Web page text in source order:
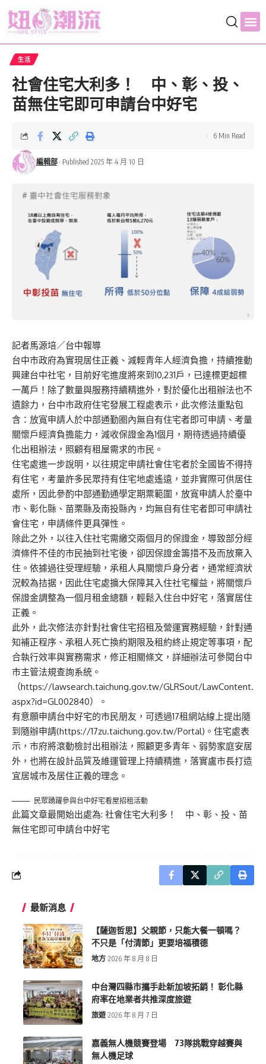
生活
社會住宅大利多！ 中、彰、投、
苗無住宅即可申請台中好宅
編輯部 Published 2025 年 4 月 10 日
6 Min Read
記者馬源培／台中報導
台中市政府為實現居住正義、減輕青年人經濟負擔，持續推動
興建台中社宅，目前好宅進度將來到10,231戶，已達標更超標
一萬戶！除了數量與服務持續精進外，對於優化出租辦法也不
遺餘力，台中市政府住宅發展工程處表示，此次修法重點包
含：放寬申請人於中部通勤圈內無自有住宅者即可申請、考量
關懷戶經濟負擔能力，減收保證金為1個月，期待透過持續優
化出租辦法，照顧有租屋需求的市民。
住宅處進一步說明，以往規定申請社會住宅者於全國皆不得持
有住宅，考量許多民眾持有住宅地處遙遠，並非實際可供居住
處所，因此參酌中部通勤通學定期票範圍，放寬申請人於臺中
市、彰化縣、苗栗縣及南投縣內，均無自有住宅者即可申請社
會住宅，申請條件更具彈性。
除此之外，以往入住社宅需繳交兩個月的保證金，導致部分經
濟條件不佳的市民抽到社宅後，卻因保證金籌措不及而放棄入
住。依據過往受理經驗，承租人具關懷戶身分者，通常經濟狀
況較為拮据，因此住宅處擴大保障其入住社宅權益，將關懷戶
保證金調整為一個月租金總額，輕鬆入住台中好宅，落實居住
正義。
此外，此次修法亦針對社會住宅招租及營運實務經驗，針對通
知補正程序、承租人死亡換約期限及租約終止規定等事項，配
合執行效率與實務需求，修正相關條文，詳細辦法可參閱台中
市主管法規查詢系統。
（https://lawsearch.taichung.gov.tw/GLRSout/LawContent.
aspx?id=GL002840）。
有意願申請台中好宅的市民朋友，可透過17租網站線上提出隨
到隨辦申請(https://17zu.taichung.gov.tw/Portal)。住宅處表
示，市府將滾動檢討出租辦法，照顧更多青年、弱勢家庭安居
外，也將在設計品質及維運管理上持續精進，落實盧市長打造
宜居城市及居住正義的理念。
民眾踴躍參與台中好宅看屋招租活動
此篇文章最開始出處為: 社會住宅大利多！ 中、彰、投、苗
無住宅即可申請台中好宅
最新消息
【薩迦哲思】父親節，只能大餐一頓嗎？
不只是「付清節」更要培福積德
地方 2026 年 8 月 8 日
中台灣四縣市攜手赴新加坡拓銷！ 彰化縣
府率在地業者共推深度旅遊
旅遊 2026 年 8 月 7 日
嘉義無人機競賽登場 73隊挑戰穿越賽與
無人機足球